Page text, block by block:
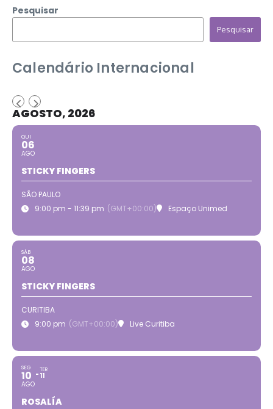
Pesquisar
Pesquisar
Calendário Internacional
AGOSTO, 2026
QUI
06
AGO
STICKY FINGERS
SÃO PAULO
9:00 pm - 11:39 pm (GMT+00:00) Espaço Unimed
SÁB
08
AGO
STICKY FINGERS
CURITIBA
9:00 pm (GMT+00:00) Live Curitiba
SEG
10
AGO
TER
11
ROSALÍA